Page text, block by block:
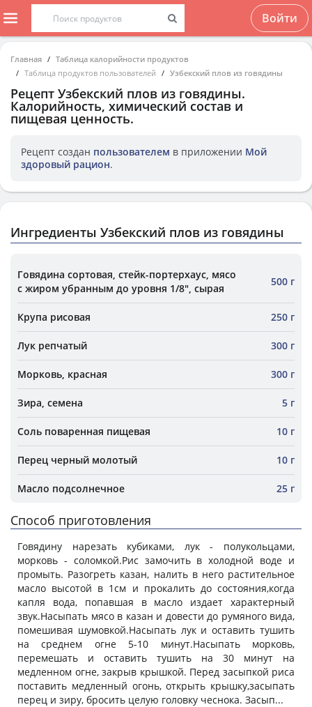
Войти
Главная
Таблица калорийности продуктов
Таблица продуктов пользователей
Узбекский плов из говядины
Рецепт Узбекский плов из говядины.
Калорийность, химический состав и
пищевая ценность.
Рецепт создан пользователем в приложении Мой
здоровый рацион.
Ингредиенты Узбекский плов из говядины
Говядина сортовая, стейк-портерхаус, мясо
с жиром убранным до уровня 1/8", сырая
500 г
Крупа рисовая 250 г
Лук репчатый 300 г
Морковь, красная 300 г
Зира, семена 5 г
Соль поваренная пищевая 10 г
Перец черный молотый 10 г
Масло подсолнечное 25 г
Способ приготовления
Говядину нарезать кубиками, лук - полукольцами,
морковь - соломкой.Рис замочить в холодной воде и
промыть. Разогреть казан, налить в него растительное
масло высотой в 1см и прокалить до состояния,когда
капля вода, попавшая в масло издает характерный
звук.Насыпать мясо в казан и довести до румяного вида,
помешивая шумовкой.Насыпать лук и оставить тушить
на среднем огне 5-10 минут.Насыпать морковь,
перемешать и оставить тушить на 30 минут на
медленном огне, закрыв крышкой. Перед засыпкой риса
поставить медленный огонь, открыть крышку,засыпать
перец и зиру, бросить целую головку чеснока. Засып...